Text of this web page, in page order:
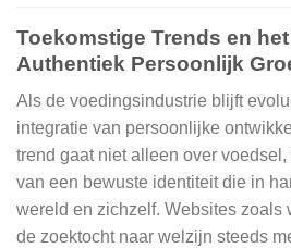
Toekomstige Trends en
Authentiek Persoonlijk
Als de voedingsindustrie blijft
integratie van persoonlijke
trend gaat niet alleen over
van een bewuste identiteit die in
wereld en zichzelf. Websites zoals
de zoektocht naar welzijn steeds